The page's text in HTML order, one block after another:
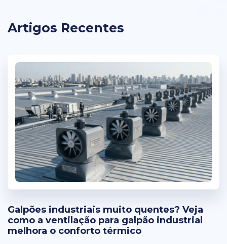
Artigos Recentes
Galpões industriais muito quentes? Veja
como a ventilação para galpão industrial
melhora o conforto térmico